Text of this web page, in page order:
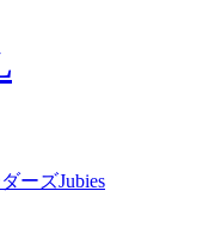
ーズJubies